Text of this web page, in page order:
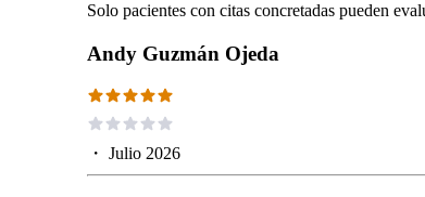
Solo pacientes con citas concretadas pueden
Andy Guzmán Ojeda
・ Julio 2026